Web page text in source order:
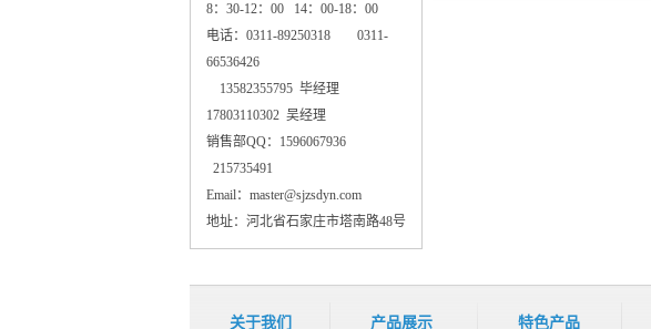
8：30-12：00 14：00-18：00
电话：0311-89250318 0311-
66536426
13582355795 毕经理
17803110302 吴经理
销售部QQ：1596067936
215735491
Email：master@sjzsdyn.com
地址：河北省石家庄市塔南路48号
关于我们 产品展示 特色产品